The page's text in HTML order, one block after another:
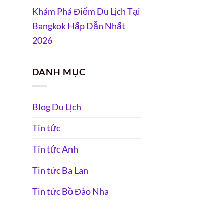
Khám Phá Điểm Du Lịch Tại
Bangkok Hấp Dẫn Nhất
2026
DANH MỤC
Blog Du Lịch
Tin tức
Tin tức Anh
Tin tức Ba Lan
Tin tức Bồ Đào Nha